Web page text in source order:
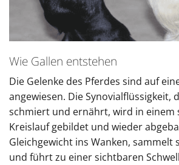
Wie Gallen entstehen
Die Gelenke des Pferdes sind auf
angewiesen. Die Synovialflüssigkeit,
schmiert und ernährt, wird in einem
Kreislauf gebildet und wieder
Gleichgewicht ins Wanken, sammelt
und führt zu einer sichtbaren